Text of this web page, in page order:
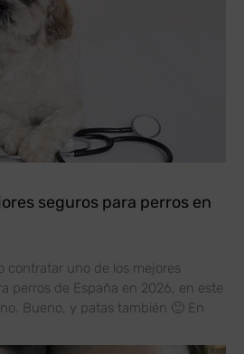
seguros para perros en
contratar uno de los mejores
perros de España en 2026, en este
Bueno, y patas también 🙂 En